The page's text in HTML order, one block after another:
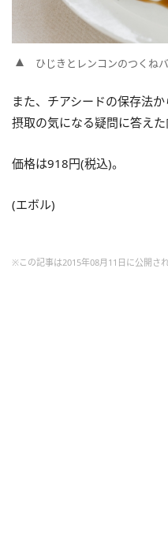
ひじきとレンコンのつくね
また、チアシードの保存法
摂取の気になる疑問に答えた
価格は918円(税込)。
(エボル)
※この記事は2015年08月11日に公開さ